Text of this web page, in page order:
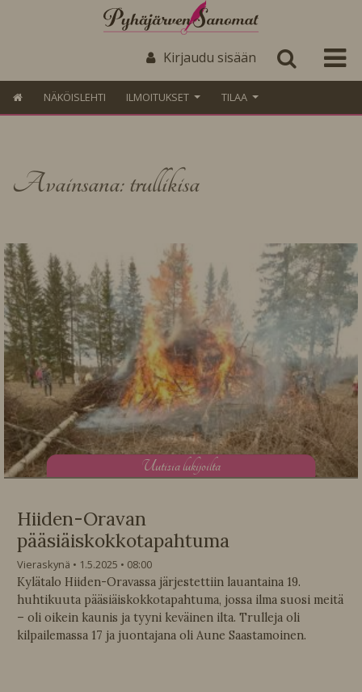
Kirjaudu sisään
NÄKÖISLEHTI ILMOITUKSET TILAA
Avainsana: trullikisa
Uutisia lukijoilta
Hiiden-Oravan
pääsiäiskokkotapahtuma
Vieraskynä 1.5.2025
08:00
Kylätalo Hiiden-Oravassa järjestettiin lauantaina 19.
huhtikuuta pääsiäiskokkotapahtuma, jossa ilma suosi meitä
– oli oikein kaunis ja tyyni keväinen ilta. Trulleja oli
kilpailemassa 17 ja juontajana oli Aune Saastamoinen.